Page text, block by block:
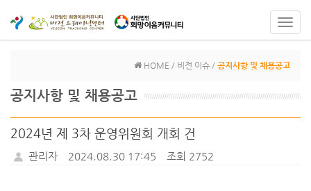
HOME / 비전 이슈 / 공지사항 및 채용공고
공지사항 및 채용공고
2024년 제 3차 운영위원회 개회 건
관리자 2024.08.30 17:45 조회 2752